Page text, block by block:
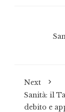
Next
Sanità: il
debito e